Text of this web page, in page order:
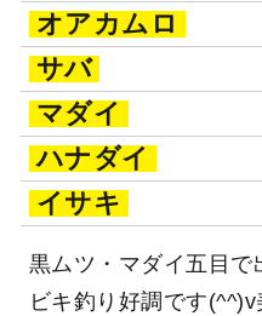
オアカムロ
サバ
マダイ
ハナダイ
イサキ
黒ムツ・マダイ五目
ビキ釣り好調です